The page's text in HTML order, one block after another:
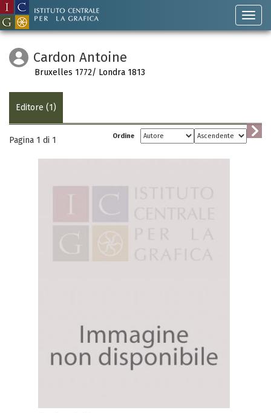
Cardon Antoine
Bruxelles 1772/ Londra 1813
Editore (1)
Pagina 1 di 1 Ordine